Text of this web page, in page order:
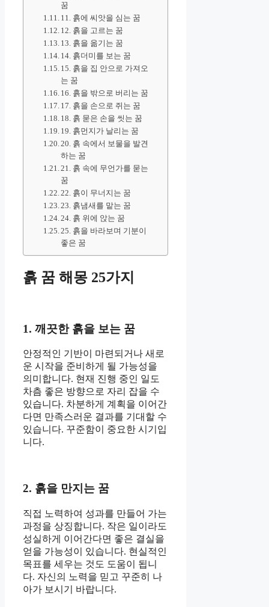
꿈
11. 흙에 씨앗을 심는 꿈
12. 흙을 고르는 꿈
13. 흙을 옮기는 꿈
14. 흙더미를 보는 꿈
15. 흙을 집 안으로 가져오
는 꿈
16. 흙을 밖으로 버리는 꿈
17. 흙을 손으로 쥐는 꿈
18. 흙 묻은 손을 씻는 꿈
19. 흙먼지가 날리는 꿈
20. 흙 속에서 보물을 발견
하는 꿈
21. 흙 속에 무언가를 묻는
꿈
22. 흙이 무너지는 꿈
23. 흙냄새를 맡는 꿈
24. 흙 위에 앉는 꿈
25. 흙을 바라보며 기분이
좋은 꿈
흙 꿈 해몽 25가지
1. 깨끗한 흙을 보는 꿈
안정적인 기반이 마련되거나 새로
운 시작을 준비하게 될 가능성을
의미합니다. 현재 진행 중인 일도
차츰 좋은 방향으로 자리 잡을 수
있습니다. 차분하게 계획을 이어간
다면 만족스러운 결과를 기대할 수
있습니다. 꾸준함이 중요한 시기입
니다.
2. 흙을 만지는 꿈
직접 노력하여 성과를 만들어 가는
과정을 상징합니다. 작은 일이라도
성실하게 이어간다면 좋은 결실을
얻을 가능성이 있습니다. 현실적인
목표를 세우는 것도 도움이 됩니
다. 자신의 노력을 믿고 꾸준히 나
아가 보시기 바랍니다.